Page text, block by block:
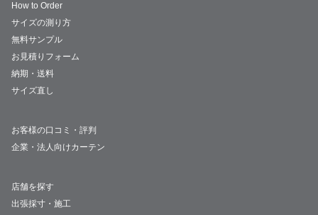
How to Order
サイズの測り方
無料サンプル
お見積りフォーム
納期・送料
サイズ直し
お客様の口コミ・評判
企業・法人向けカーテン
店舗を探す
出張採寸・施工